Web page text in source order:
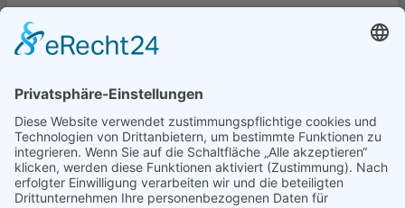
Turniere in Templin
Turniere Nordmans CUP